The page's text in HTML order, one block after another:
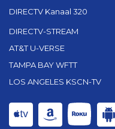
DIRECTV Kanaal 320
DIRECTV-STREAM
AT&T U-VERSE
TAMPA BAY WFTT
LOS ANGELES KSCN-TV